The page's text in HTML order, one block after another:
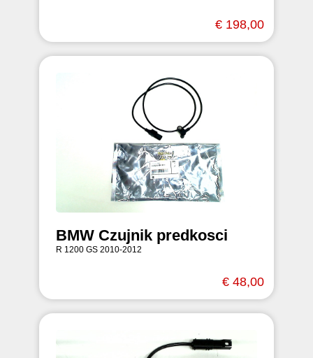
€ 198,00
BMW Czujnik predkosci
R 1200 GS 2010-2012
€ 48,00